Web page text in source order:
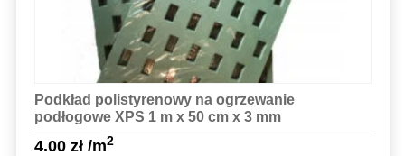
Podkład polistyrenowy na ogrzewanie
podłogowe XPS 1 m x 50 cm x 3 mm
4.00 zł/m2